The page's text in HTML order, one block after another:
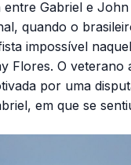
entre Gabriel e
quando o
impossível
Flores. O veterano
por uma
em que se